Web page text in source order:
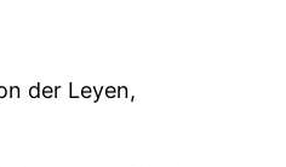
der Leyen,